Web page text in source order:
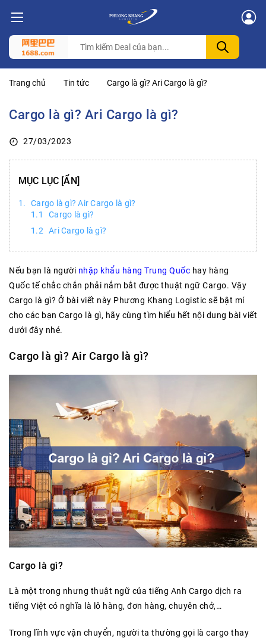
Trang chủ Tin tức Cargo là gì? Ari Cargo là gì?
Cargo là gì? Ari Cargo là gì?
27/03/2023
MỤC LỤC
Cargo là gì? Air Cargo là gì?
Cargo là gì?
Ari Cargo là gì?
Nếu bạn là người nhập khẩu hàng Trung Quốc hay hàng
Quốc tế chắc chắn phải nắm bắt được thuật ngữ Cargo. Vậy
Cargo là gì? Ở bài viết này Phương Khang Logistic sẽ bật mí
cho các bạn Cargo là gì, hãy cùng tìm hiểu hết nội dung bài viết
dưới đây nhé.
Cargo là gì? Air Cargo là gì?
Cargo là gì?
Là một trong nhưng thuật ngữ của tiếng Anh Cargo dịch ra
tiếng Việt có nghĩa là lô hàng, đơn hàng, chuyên chở,…
Trong lĩnh vực vận chuyển, người ta thường gọi là cargo thay